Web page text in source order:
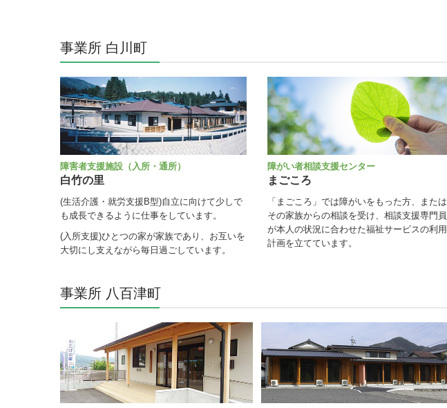
事業所 白川町
障害者支援施設（入所・通所）
白竹の里
(生活介護・就労支援B型)自立に向けて少しで
も成長できるように仕事をしています。
(入所支援)ひとつの家が家族であり、お互いを
大切にし支えながら毎日過ごしています。
障がい者相談支援センター
まごころ
「まごころ」では障がいをもった方、または
その家族からの相談を受け、相談支援専門員
が本人の状況に合わせた福祉サービスの利用
計画を立てています。
事業所 八百津町